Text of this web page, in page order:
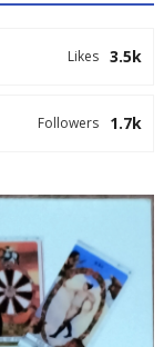
3.5k
Likes
1.7k
Followers